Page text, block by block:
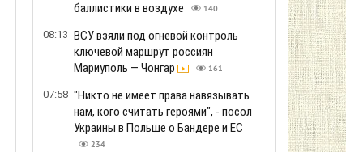
баллистики в воздухе
140
08:13 ВСУ взяли под огневой контроль
ключевой маршрут россиян
Мариуполь — Чонгар
161
07:58 "Никто не имеет права навязывать
нам, кого считать героями", - посол
Украины в Польше о Бандере и ЕС
234